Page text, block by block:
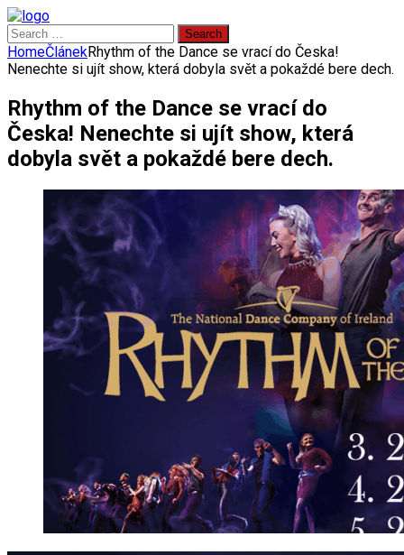
Search
for:
HomeČlánekRhythm of the Dance se vrací do Česka!
Nenechte si ujít show, která dobyla svět a pokaždé bere dech.
Rhythm of the Dance se vrací do
Česka! Nenechte si ujít show, která
dobyla svět a pokaždé bere dech.